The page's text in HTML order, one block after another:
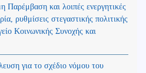
και λοιπές ενεργητικές
ρυθμίσεις στεγαστικής πολιτικής
Κοινωνικής Συνοχής και
για το σχέδιο νόμου του